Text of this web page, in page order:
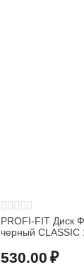
PROFI-FIT Диск
530.00 ₽